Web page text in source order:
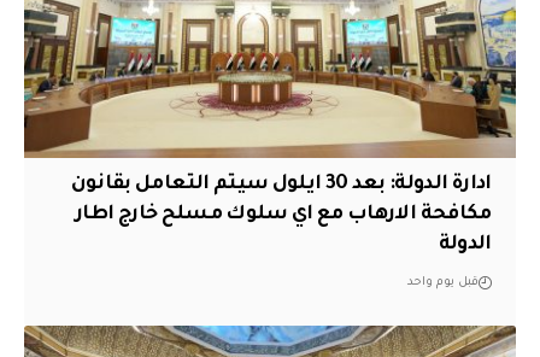
ادارة الدولة: بعد 30 ايلول سيتم التعامل بقانون
مكافحة الارهاب مع اي سلوك مسلح خارج اطار
الدولة
قبل يوم واحد